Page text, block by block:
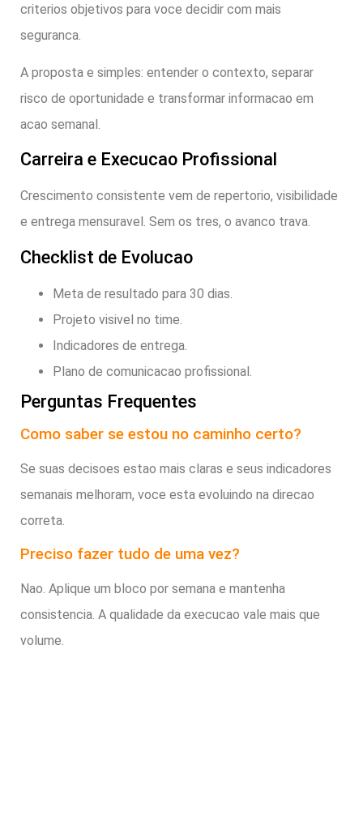
criterios objetivos para voce decidir com mais
seguranca.
A proposta e simples: entender o contexto, separar
risco de oportunidade e transformar informacao em
acao semanal.
Carreira e Execucao Profissional
Crescimento consistente vem de repertorio, visibilidade
e entrega mensuravel. Sem os tres, o avanco trava.
Checklist de Evolucao
Meta de resultado para 30 dias.
Projeto visivel no time.
Indicadores de entrega.
Plano de comunicacao profissional.
Perguntas Frequentes
Como saber se estou no caminho certo?
Se suas decisoes estao mais claras e seus indicadores
semanais melhoram, voce esta evoluindo na direcao
correta.
Preciso fazer tudo de uma vez?
Nao. Aplique um bloco por semana e mantenha
consistencia. A qualidade da execucao vale mais que
volume.